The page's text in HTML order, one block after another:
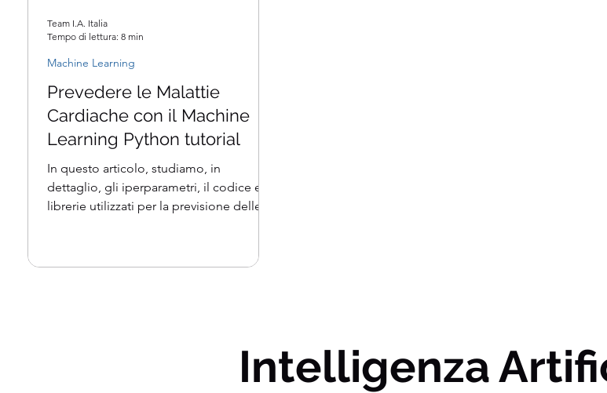
Prevedere le Malattie
Cardiache con il Machine
Learning Python tutorial
In questo articolo, studiamo, in
dettaglio, gli iperparametri, il codice e le
librerie utilizzati per la previsione delle
Machine Learning
Team I.A. Italia
Tempo di lettura: 8 min
Intelligenza